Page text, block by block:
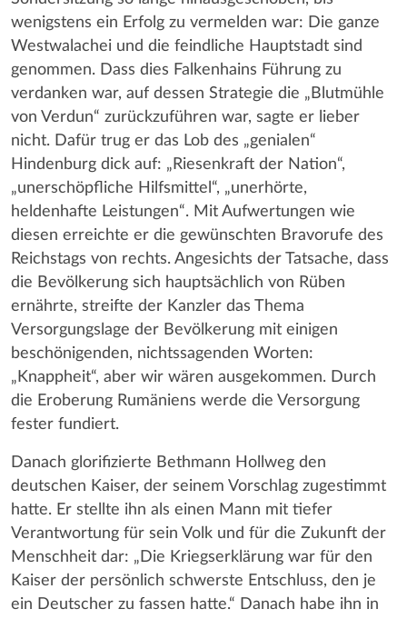
wenigstens ein Erfolg zu vermelden war: Die ganze
Westwalachei und die feindliche Hauptstadt sind
genommen. Dass dies Falkenhains Führung zu
verdanken war, auf dessen Strategie die „Blutmühle
von Verdun“ zurückzuführen war, sagte er lieber
nicht. Dafür trug er das Lob des „genialen“
Hindenburg dick auf: „Riesenkraft der Nation“,
„unerschöpfliche Hilfsmittel“, „unerhörte,
heldenhafte Leistungen“. Mit Aufwertungen wie
diesen erreichte er die gewünschten Bravorufe des
Reichstags von rechts. Angesichts der Tatsache, dass
die Bevölkerung sich hauptsächlich von Rüben
ernährte, streifte der Kanzler das Thema
Versorgungslage der Bevölkerung mit einigen
beschönigenden, nichtssagenden Worten:
„Knappheit“, aber wir wären ausgekommen. Durch
die Eroberung Rumäniens werde die Versorgung
fester fundiert.
Danach glorifizierte Bethmann Hollweg den
deutschen Kaiser, der seinem Vorschlag zugestimmt
hatte. Er stellte ihn als einen Mann mit tiefer
Verantwortung für sein Volk und für die Zukunft der
Menschheit dar: „Die Kriegserklärung war für den
Kaiser der persönlich schwerste Entschluss, den je
ein Deutscher zu fassen hatte.“ Danach habe ihn in